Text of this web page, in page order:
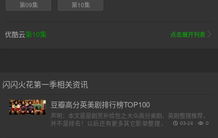
第09集 第10集
优酷云第10集 点击展开列表
闪闪火花第一季相关资讯
豆瓣高分英美剧排行榜TOP100
声明：本文是是剧荒补给包之大众高分美剧、英剧整理推荐，
并不是排名！以后还有更多其它影单整理，请各位收藏好。
0
03-24